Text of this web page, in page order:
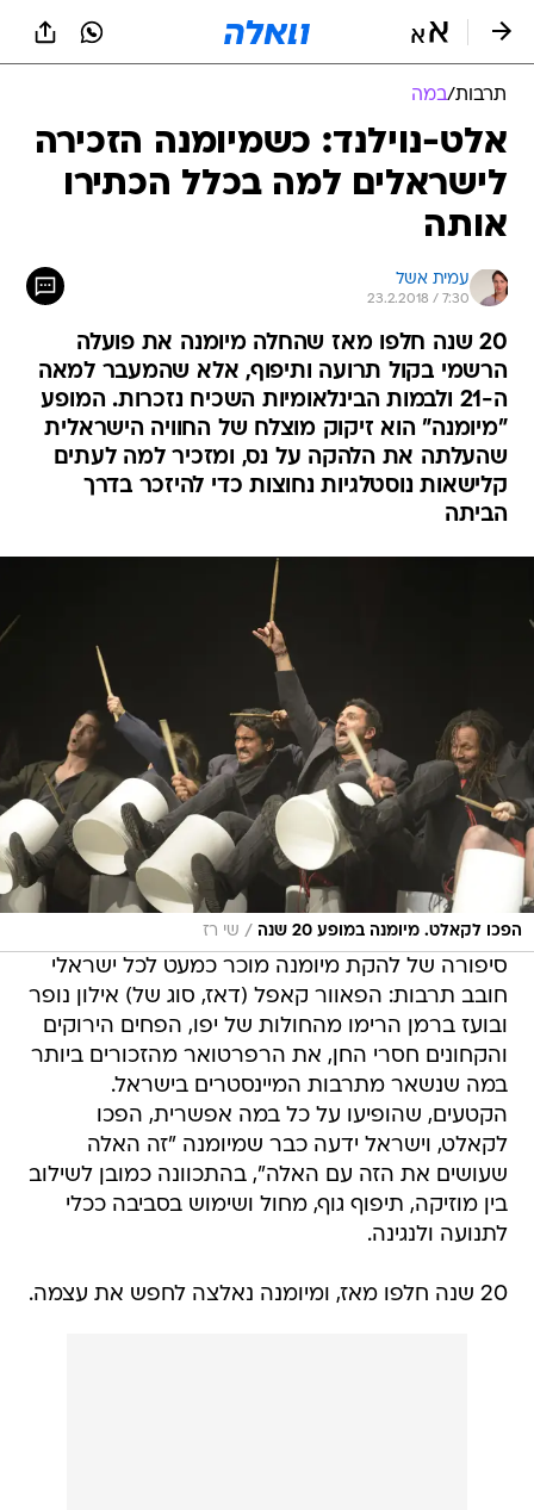
תרבות/במה
אלט-נוילנד: כשמיומנה הזכירה
לישראלים למה בכלל הכתירו
אותה
עמית אשל
23.2.2018 / 7:30
20 שנה חלפו מאז שהחלה מיומנה את פועלה
הרשמי בקול תרועה ותיפוף, אלא שהמעבר למאה
ה-21 ולבמות הבינלאומיות השכיח נזכרות. המופע
"מיומנה" הוא זיקוק מוצלח של החוויה הישראלית
שהעלתה את הלהקה על נס, ומזכיר למה לעתים
קלישאות נוסטלגיות נחוצות כדי להיזכר בדרך
הביתה
הפכו לקאלט. מיומנה במופע 20 שנה / שי רז
סיפורה של להקת מיומנה מוכר כמעט לכל ישראלי
חובב תרבות: הפאוור קאפל (דאז, סוג של) אילון נופר
ובועז ברמן הרימו מהחולות של יפו, הפחים הירוקים
והקחונים חסרי החן, את הרפרטואר מהזכורים ביותר
במה שנשאר מתרבות המיינסטרים בישראל.
הקטעים, שהופיעו על כל במה אפשרית, הפכו
לקאלט, וישראל ידעה כבר שמיומנה "זה האלה
שעושים את הזה עם האלה", בהתכוונה כמובן לשילוב
בין מוזיקה, תיפוף גוף, מחול ושימוש בסביבה ככלי
לתנועה ולנגינה.
20 שנה חלפו מאז, ומיומנה נאלצה לחפש את עצמה.